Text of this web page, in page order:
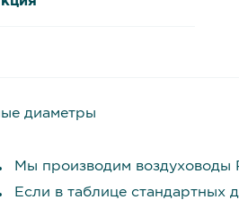
диаметры
Мы производим воздуховоды
Если в таблице стандартных